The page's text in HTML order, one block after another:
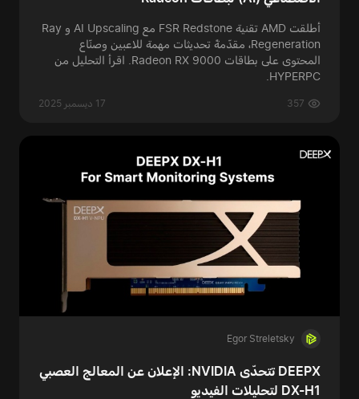
أطلقت AMD تقنية FSR Redstone مع AI Upscaling و Ray
Regeneration، مقدّمةً تحديثات مهمة للاعبين وصنّاع
المحتوى على بطاقات Radeon RX 9000. اقرأ التحليل من
HYPERPC.
17 ديسمبر 2025 357
Egor Streletsky
DEEPX تتحدّى NVIDIA: الإعلان عن المعالج العصبي
DX-H1 لتحليلات الفيديو